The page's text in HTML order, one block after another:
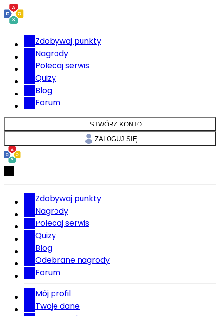
Zdobywaj punkty
Nagrody
Polecaj serwis
Quizy
Blog
Forum
STWÓRZ KONTO
ZALOGUJ SIĘ
Zdobywaj punkty
Nagrody
Polecaj serwis
Quizy
Blog
Odebrane nagrody
Forum
Mój profil
Twoje dane